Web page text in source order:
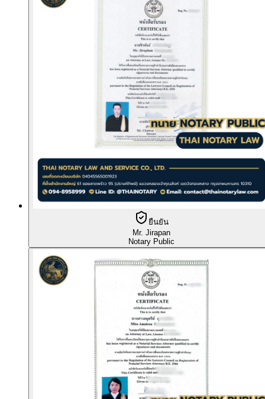
ยืนยัน
Mr. Jirapan
Notary Public